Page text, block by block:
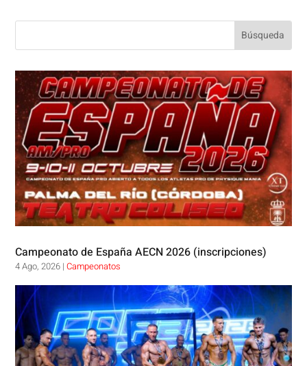
Campeonato de España AECN 2026 (inscripciones)
4 Ago, 2026 |Campeonatos